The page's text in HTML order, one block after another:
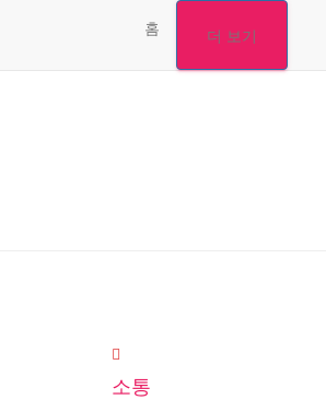
홈 더 보기
소통